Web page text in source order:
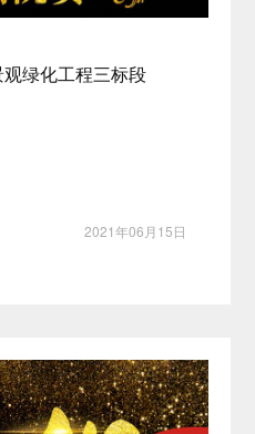
绿化工程三标段
2021年06月15日